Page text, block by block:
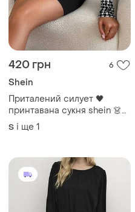
420 грн 6
Shein
Приталений силует 🖤
принтавана сукня shein 👗
міні з принтом гусяча лапка
✨ офісна вечірня сукня в
S і ще 1